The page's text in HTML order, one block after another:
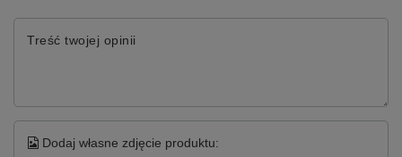
Treść twojej opinii
Dodaj własne zdjęcie produktu: